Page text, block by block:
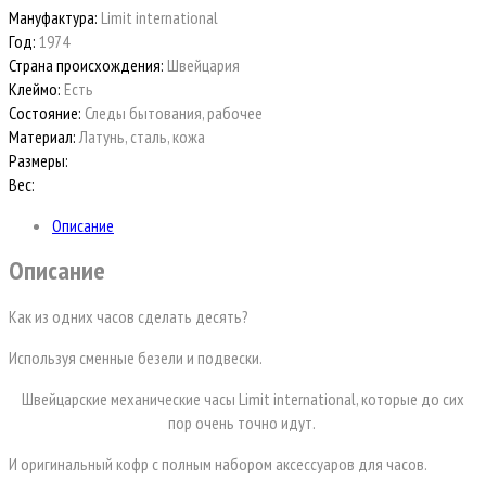
Мануфактура: Limit international
Год: 1974
Страна происхождения: Швейцария
Клеймо: Есть
Состояние: Следы бытования, рабочее
Материал: Латунь, сталь, кожа
Размеры:
Вес:
Описание
Описание
Как из одних часов сделать десять?
Используя сменные безели и подвески.
Швейцарские механические часы Limit international, которые до сих
пор очень точно идут.
И оригинальный кофр с полным набором аксессуаров для часов.